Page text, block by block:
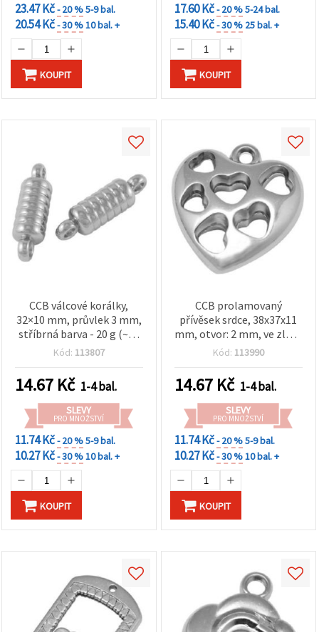
23.47 Kč- 20 %5-9 bal.
20.54 Kč- 30 %10 bal. +
KOUPIT
17.60 Kč- 20 %5-24 bal.
15.40 Kč- 30 % 25 bal. +
KOUPIT
CCB válcové korálky,
32×10 mm, průvlek 3 mm,
stříbrná barva - 20 g (~11
ks)
Kód: 113807
14.67 Kč 1-4 bal.
SLEVY
PRO MNOŽSTVÍ
11.74 Kč- 20 %5-9 bal.
10.27 Kč- 30 %10 bal. +
KOUPIT
CCB prolamovaný
přívěsek srdce, 38x37x11
mm, otvor: 2 mm, ve zlaté
barvě – 10 ks
Kód: 113990
14.67 Kč 1-4 bal.
SLEVY
PRO MNOŽSTVÍ
11.74 Kč- 20 %5-9 bal.
10.27 Kč- 30 %10 bal. +
KOUPIT